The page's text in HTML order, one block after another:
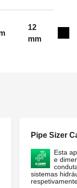
12
mm
Pipe Sizer
Esta
e
sistemas